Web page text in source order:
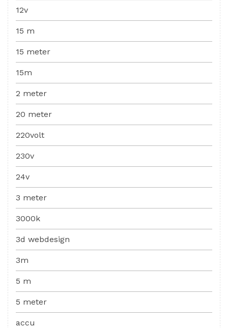
12v
15 m
15 meter
15m
2 meter
20 meter
220volt
230v
24v
3 meter
3000k
3d webdesign
3m
5 m
5 meter
accu